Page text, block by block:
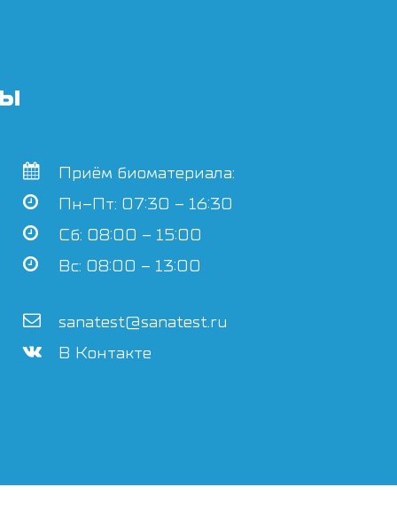
Приём биоматериала:
Пн–Пт: 07:30 – 16:30
Сб: 08:00 – 15:00
Вс: 08:00 – 13:00
sanatest@sanatest.ru
В Контакте